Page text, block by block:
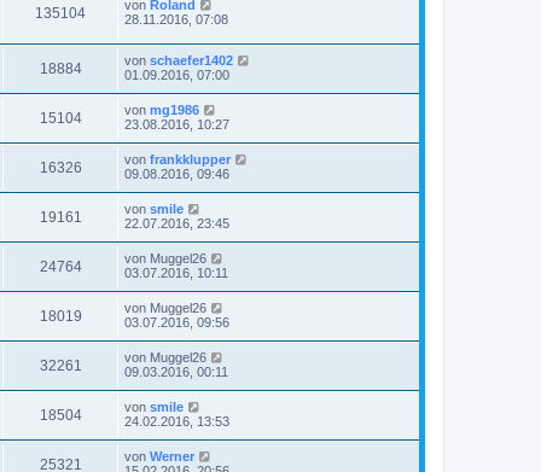
135104 von Roland
28.11.2016, 07:08
18884 von schaefer1402
01.09.2016, 07:00
15104 von mg1986
23.08.2016, 10:27
16326 von frankklupper
09.08.2016, 09:46
19161 von smile
22.07.2016, 23:45
24764 von Muggel26
03.07.2016, 10:11
18019 von Muggel26
03.07.2016, 09:56
32261 von Muggel26
09.03.2016, 00:11
18504 von smile
24.02.2016, 13:53
25321 von Werner